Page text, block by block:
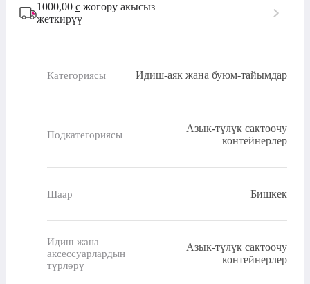
1000,00 с жогору акысыз
жеткирүү
Категориясы Идиш-аяк жана буюм-тайымдар
Подкатегориясы
Азык-түлүк сактоочу
контейнерлер
Шаар Бишкек
Идиш жана
аксессуарлардын
түрлөрү
Азык-түлүк сактоочу
контейнерлер